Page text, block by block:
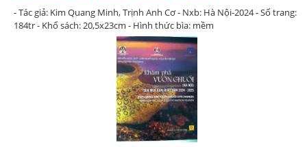
- Tác giả: Kim Quang Minh, Trịnh Anh Cơ - Nxb: Hà Nội-2024 - Số trang:
184tr - Khổ sách: 20,5x23cm - Hình thức bìa: mềm